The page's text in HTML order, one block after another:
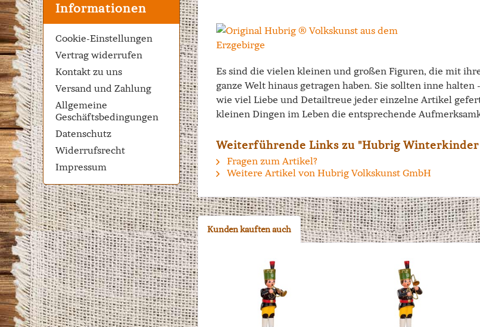
Informationen
Cookie-Einstellungen
Vertrag widerrufen
Kontakt zu uns
Versand und Zahlung
Allgemeine
Geschäftsbedingungen
Datenschutz
Widerrufsrecht
Impressum
Es sind die vielen kleinen und großen Figuren, die mit
ganze Welt hinaus getragen haben. Sie sollten inne
wie viel Liebe und Detailtreue jeder einzelne Artikel
kleinen Dingen im Leben die entsprechende
Weiterführende Links zu "Hubrig
Fragen zum Artikel?
Weitere Artikel von Hubrig Volkskunst GmbH
Kunden kauften auch